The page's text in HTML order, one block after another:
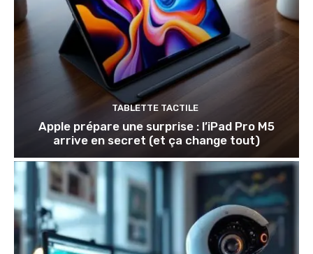
TABLETTE TACTILE
Apple prépare une surprise : l’iPad Pro M5
arrive en secret (et ça change tout)